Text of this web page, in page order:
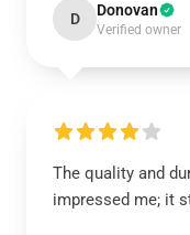
D Donovan
Verified owner
The quality and
impressed me; it